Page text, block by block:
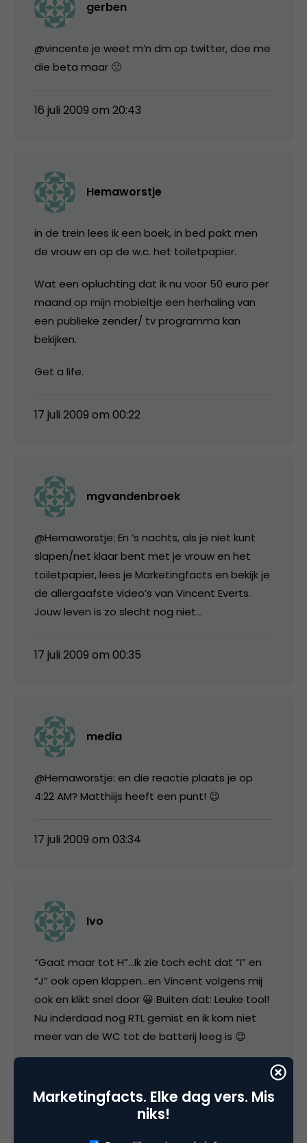
gerben
@vincente je weet m’n dm op twitter, doe me
die beta maar 🙂
16 juli 2009 om 20:43
Hemaworstje
in de trein lees ik een boek, in bed pakt men
de vrouw en op de w.c. het toiletpapier.
Wat een opluchting dat ik nu voor 50 euro per
maand op mijn mobieltje een herhaling van
een publieke zender/ tv programma kan
bekijken.
Get a life.
17 juli 2009 om 00:22
mgvandenbroek
@Hemaworstje: En ’s nachts, als je niet kunt
slapen/net klaar bent met je vrouw en het
toiletpapier, lees je Marketingfacts en bekijk je
de allergaafste video’s van Vincent Everts.
Jouw leven is zo slecht nog niet…
17 juli 2009 om 00:35
media
@Hemaworstje: en die reactie plaats je op
4:22 AM? Matthiijs heeft een punt! 😉
17 juli 2009 om 03:34
Ivo
“Gaat maar tot H”…Ik zie toch echt dat “I” en
“J” ook open klappen…en Vincent volgens mij
ook en klikt snel door 😀 Buiten dat: Leuke tool!
Nu inderdaad nog RTL gemist en ik kom niet
meer van de WC tot de batterij leeg is 😉
Marketingfacts. Elke dag vers. Mis
niks!